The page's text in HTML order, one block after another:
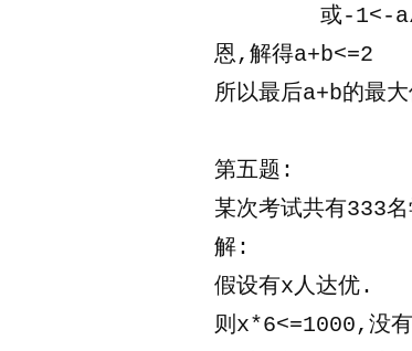
或-1<-a/
恩,解得a+b<=2
所以最后a+b的最
第五题:
某次考试共有333
解:
假设有x人达优.
则x*6<=1000,没